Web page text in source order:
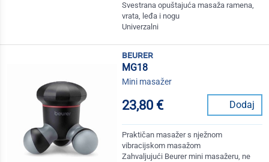
Svestrana opuštajuća masaža ramena,
vrata, leđa i nogu
Univerzalni
beurer
MG18
Mini masažer
23,80 € Dodaj
Praktičan masažer s nježnom
vibracijskom masažom
Zahvaljujući Beurer mini masažeru, ne